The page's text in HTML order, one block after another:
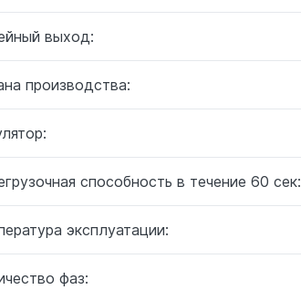
выход:
производства:
способность в течение 60 сек:
эксплуатации:
фаз: